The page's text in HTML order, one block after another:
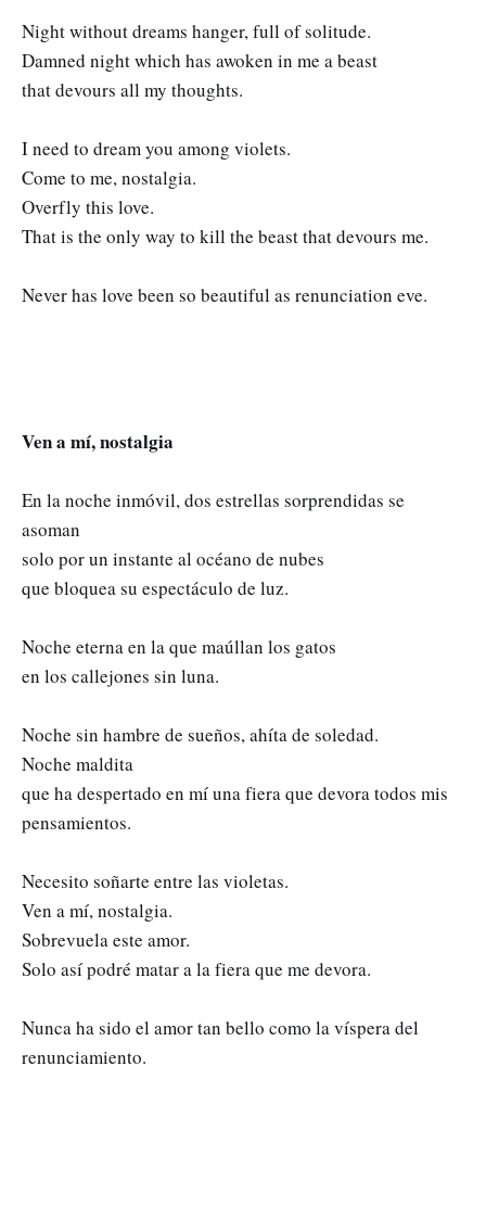
Night without dreams hanger, full of solitude.
Damned night which has awoken in me a beast
that devours all my thoughts.
I need to dream you among violets.
Come to me, nostalgia.
Overfly this love.
That is the only way to kill the beast that devours me.
Never has love been so beautiful as renunciation eve.
Ven a mí, nostalgia
En la noche inmóvil, dos estrellas sorprendidas se
asoman
solo por un instante al océano de nubes
que bloquea su espectáculo de luz.
Noche eterna en la que maúllan los gatos
en los callejones sin luna.
Noche sin hambre de sueños, ahíta de soledad.
Noche maldita
que ha despertado en mí una fiera que devora todos mis
pensamientos.
Necesito soñarte entre las violetas.
Ven a mí, nostalgia.
Sobrevuela este amor.
Solo así podré matar a la fiera que me devora.
Nunca ha sido el amor tan bello como la víspera del
renunciamiento.